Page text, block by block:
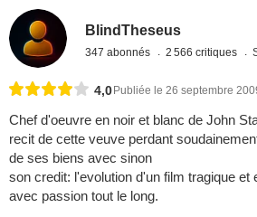
BlindTheseus
347 abonnés 2 566 critiques
4,0Publiée le 26 septembre
Chef d'oeuvre en noir et blanc de John
recit de cette veuve perdant
de ses biens avec sinon
son credit: l'evolution d'un film tragique et
avec passion tout le long.